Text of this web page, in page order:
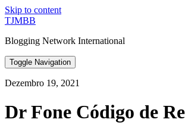
Skip to content
TJMBB
Blogging Network International
Toggle Navigation
Dezembro 19, 2021
Dr Fone Código de